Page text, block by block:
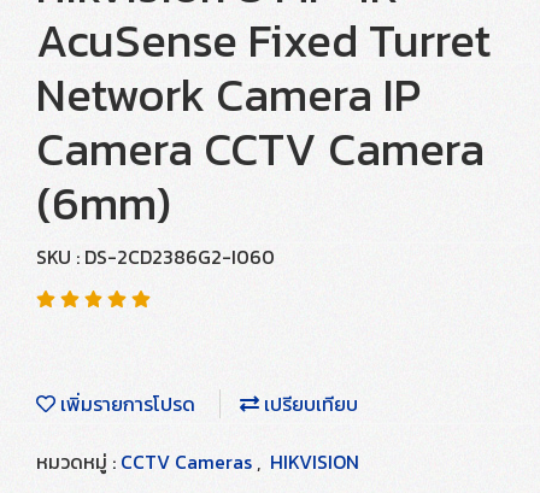
AcuSense Fixed Turret
Network Camera IP
Camera CCTV Camera
(6mm)
SKU : DS-2CD2386G2-I060
เพิ่มรายการโปรด
เปรียบเทียบ
หมวดหมู่ : CCTV Cameras , HIKVISION